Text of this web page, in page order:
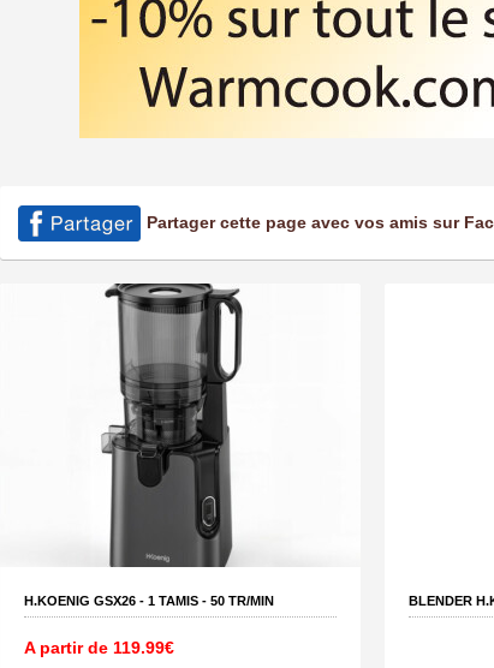
Partager cette page avec vos amis sur
H.KOENIG GSX26 - 1 TAMIS - 50 TR/MIN
A partir de 119.99€
BLENDER